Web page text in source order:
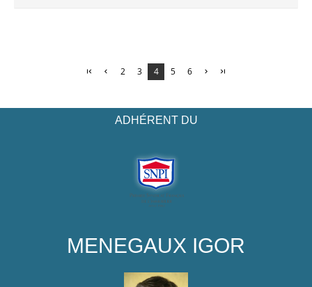
2 3 4 5 6
ADHÉRENT DU
MENEGAUX IGOR